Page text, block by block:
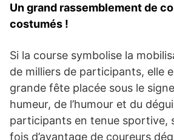
Un grand rassemblement de
costumés !
Si la course symbolise la
de milliers de participants, elle
grande fête placée sous le
humeur, de l’humour et du
participants en tenue sportive,
fois d’avantage de coureurs